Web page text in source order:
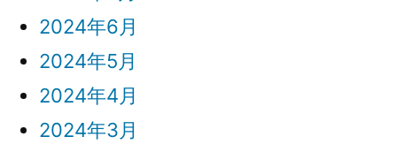
2024年6月
2024年5月
2024年4月
2024年3月